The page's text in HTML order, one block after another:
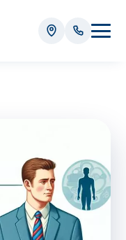
(крім крові) - від
0 грн